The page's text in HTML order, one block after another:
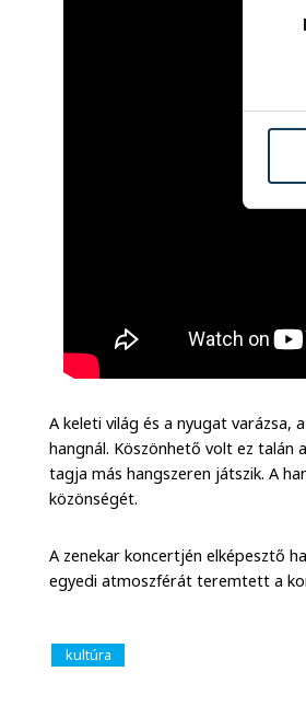
A keleti világ és a nyugat varázsa,
hangnál. Köszönhető volt ez talán
tagja más hangszeren játszik. A
közönségét.
A zenekar koncertjén elképesztő
egyedi atmoszférát teremtett a
kultúra